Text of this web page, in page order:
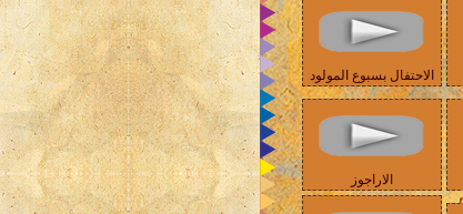
الاحتفال بسبوع المولود
الاراجوز